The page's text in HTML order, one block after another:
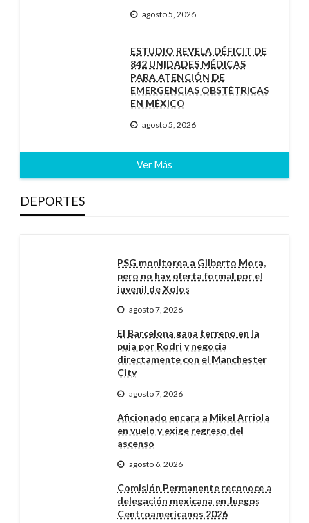
agosto 5, 2026
ESTUDIO REVELA DÉFICIT DE
842 UNIDADES MÉDICAS
PARA ATENCIÓN DE
EMERGENCIAS OBSTÉTRICAS
EN MÉXICO
agosto 5, 2026
Ver Más
DEPORTES
PSG monitorea a Gilberto Mora,
pero no hay oferta formal por el
juvenil de Xolos
agosto 7, 2026
El Barcelona gana terreno en la
puja por Rodri y negocia
directamente con el Manchester
City
agosto 7, 2026
Aficionado encara a Mikel Arriola
en vuelo y exige regreso del
ascenso
agosto 6, 2026
Comisión Permanente reconoce a
delegación mexicana en Juegos
Centroamericanos 2026